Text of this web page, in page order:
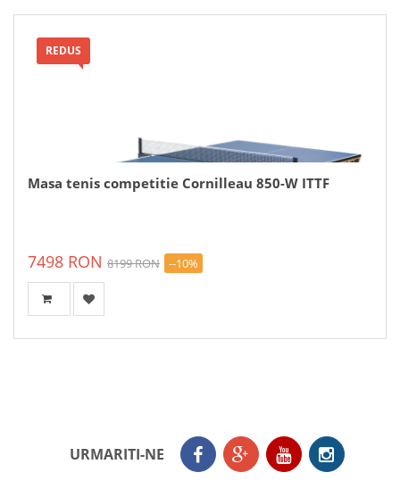
REDUS
Masa tenis competitie Cornilleau 850-W ITTF
7498 RON 8199 RON --10%
URMARITI-NE